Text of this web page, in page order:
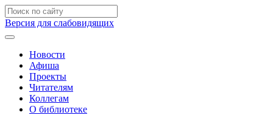
Версия для слабовидящих
Новости
Афиша
Проекты
Читателям
Коллегам
О библиотеке